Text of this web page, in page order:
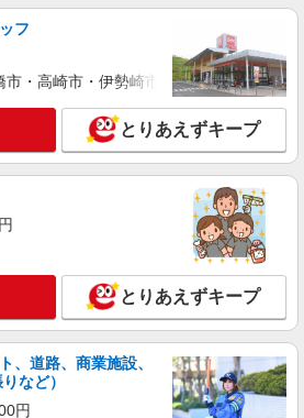
フ
市・高崎市・伊勢崎市・太田市・館林市
とりあえずキープ
とりあえずキープ
、道路、商業施設、
など）
円